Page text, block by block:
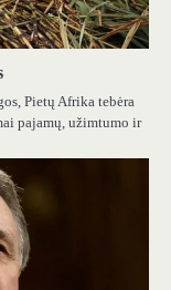
Pietų Afrika tebėra
pajamų, užimtumo ir